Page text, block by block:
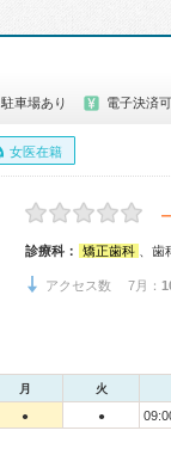
駐車場あり 電子決済可
女医在籍
－
診療科： 矯正歯科 、
アクセス数 7月：
月 火
● ●